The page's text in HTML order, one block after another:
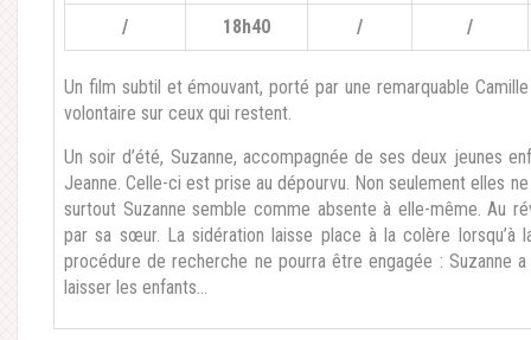
/ 18h40 / /
Un film subtil et émouvant, porté par une remarquable
volontaire sur ceux qui restent.
Un soir d’été, Suzanne, accompagnée de ses deux jeunes
Jeanne. Celle-ci est prise au dépourvu. Non seulement elles
surtout Suzanne semble comme absente à elle-même. Au
par sa sœur. La sidération laisse place à la colère lorsqu’à
procédure de recherche ne pourra être engagée : Suzanne
laisser les enfants…